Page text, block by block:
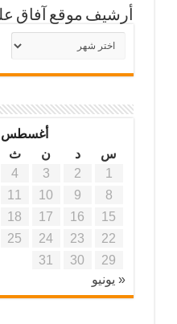
أرشيف موقع آفاق
أرشيف
موقع
أغسطس 2026
س
د ن ث
1
2
3
4
8
9
10
11
15
16
17
18
22
23
24
25
29
30
31
« يونيو